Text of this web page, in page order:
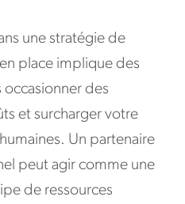
une stratégie de
place implique des
occasionner des
et surcharger votre
Un partenaire
peut agir comme une
de ressources